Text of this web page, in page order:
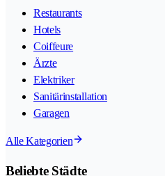
Restaurants
Hotels
Coiffeure
Ärzte
Elektriker
Sanitärinstallation
Garagen
Alle Kategorien
Beliebte Städte